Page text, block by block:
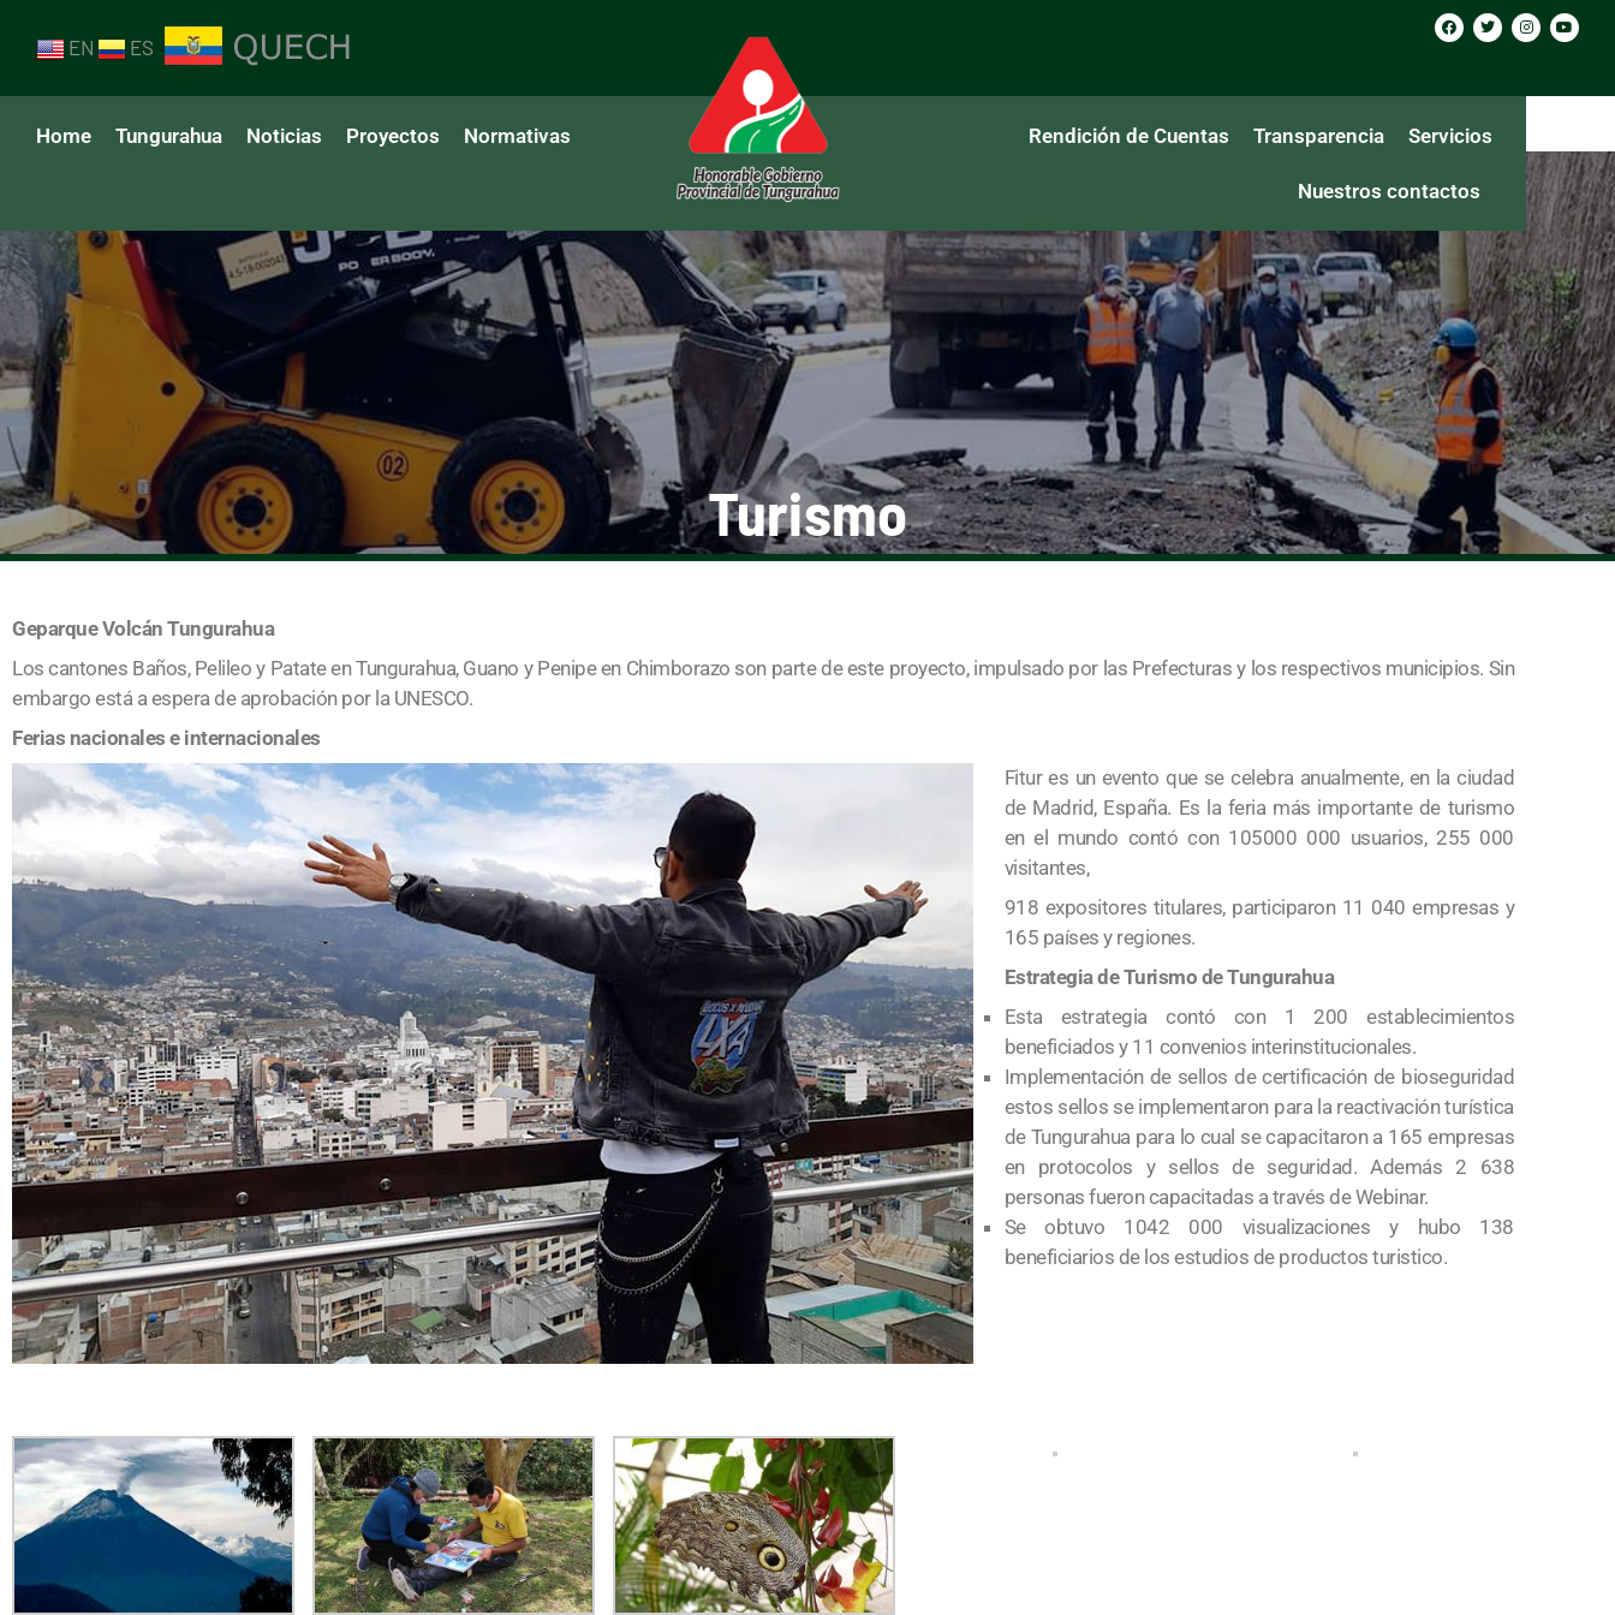
EN ES
Home Tungurahua Noticias Proyectos Normativas Rendición de Cuentas Transparencia Servicios
Nuestros contactos
Turismo
Geparque Volcán Tungurahua
Los cantones Baños, Pelileo y Patate en Tungurahua, Guano y Penipe en Chimborazo son parte de este proyecto, impulsado por las Prefecturas y los respectivos municipios. Sin
embargo está a espera de aprobación por la UNESCO.
Ferias nacionales e internacionales
Fitur es un evento que se celebra anualmente, en la ciudad
de Madrid, España. Es la feria más importante de turismo
en el mundo contó con 105000 000 usuarios, 255 000
visitantes,
918 expositores titulares, participaron 11 040 empresas y
165 países y regiones.
Estrategia de Turismo de Tungurahua
Esta estrategia contó con 1 200 establecimientos
beneficiados y 11 convenios interinstitucionales.
Implementación de sellos de certificación de bioseguridad
estos sellos se implementaron para la reactivación turística
de Tungurahua para lo cual se capacitaron a 165 empresas
en protocolos y sellos de seguridad. Además 2 638
personas fueron capacitadas a través de Webinar.
Se obtuvo 1042 000 visualizaciones y hubo 138
beneficiarios de los estudios de productos turistico.